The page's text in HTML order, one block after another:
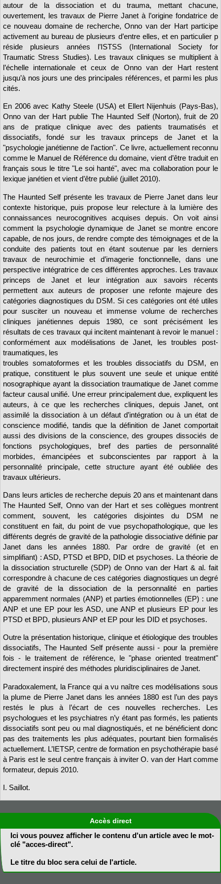
autour de la dissociation et du trauma, mettant chacune,
ouvertement, les travaux de Pierre Janet à l’origine fondatrice de
ce nouveau domaine de recherche, Onno van der Hart participe
activement au bureau de plusieurs d’entre elles, et en particulier p
réside plusieurs années l’ISTSS (International Society for
Traumatic Stress Studies). Les travaux cliniques se multiplient à
l’échelle internationale et ceux de Onno van der Hart restent
jusqu’à nos jours une des principales références, et parmi les plus
cités.
En 2006 avec Kathy Steele (USA) et Ellert Nijenhuis (Pays-Bas),
Onno van der Hart publie The Haunted Self (Norton), fruit de 20
ans de pratique clinique avec des patients traumatisés et
dissociatifs, fondé sur les travaux princeps de Janet et la
"psychologie janétienne de l’action". Ce livre, actuellement reconnu
comme le Manuel de Référence du domaine, vient d’être traduit en
français sous le titre "Le soi hanté", avec ma collaboration pour le
lexique janétien et vient d’être publié (juillet 2010).
The Haunted Self présente les travaux de Pierre Janet dans leur
contexte historique, puis propose leur relecture à la lumière des
connaissances neurocognitives acquises depuis. On voit ainsi
comment la psychologie dynamique de Janet se montre encore
capable, de nos jours, de rendre compte des témoignages et de la
conduite des patients tout en étant soutenue par les derniers
travaux de neurochimie et d’imagerie fonctionnelle, dans une
perspective intégratrice de ces différentes approches. Les travaux
princeps de Janet et leur intégration aux savoirs récents
permettent aux auteurs de proposer une refonte majeure des
catégories diagnostiques du DSM. Si ces catégories ont été utiles
pour susciter un nouveau et immense volume de recherches
cliniques janétiennes depuis 1980, ce sont précisément les
résultats de ces travaux qui incitent maintenant à revoir le manuel :
conformément aux modélisations de Janet, les troubles post-
traumatiques, les
troubles somatoformes et les troubles dissociatifs du DSM, en
pratique, constituent le plus souvent une seule et unique entité
nosographique ayant la dissociation traumatique de Janet comme
facteur causal unifié. Une erreur principalement due, expliquent les
auteurs, à ce que les recherches cliniques, depuis Janet, ont
assimilé la dissociation à un défaut d’intégration ou à un état de
conscience modifié, tandis que la définition de Janet comportait
aussi des divisions de la conscience, des groupes dissociés de
fonctions psychologiques, bref des parties de personnalité
morbides, émancipées et subconscientes par rapport à la
personnalité principale, cette structure ayant été oubliée des
travaux ultérieurs.
Dans leurs articles de recherche depuis 20 ans et maintenant dans
The Haunted Self, Onno van der Hart et ses collègues montrent
comment, souvent, les catégories disjointes du DSM ne
constituent en fait, du point de vue psychopathologique, que les
différents degrés de gravité de la pathologie dissociative définie par
Janet dans les années 1880. Par ordre de gravité (et en
simplifiant) : ASD, PTSD et BPD, DID et psychoses. La théorie de
la dissociation structurelle (SDP) de Onno van der Hart & al. fait
correspondre à chacune de ces catégories diagnostiques un degré
de gravité de la dissociation de la personnalité en parties
apparemment normales (ANP) et parties émotionnelles (EP) : une
ANP et une EP pour les ASD, une ANP et plusieurs EP pour les
PTSD et BPD, plusieurs ANP et EP pour les DID et psychoses.
Outre la présentation historique, clinique et étiologique des troubles
dissociatifs, The Haunted Self présente aussi - pour la première
fois - le traitement de référence, le "phase oriented treatment"
directement inspiré des méthodes pluridisciplinaires de Janet.
Paradoxalement, la France qui a vu naître ces modélisations sous
la plume de Pierre Janet dans les années 1880 est l’un des pays
restés le plus à l’écart de ces nouvelles recherches. Les
psychologues et les psychiatres n’y étant pas formés, les patients
dissociatifs sont peu ou mal diagnostiqués, et ne bénéficient donc
pas des traitements les plus adéquates, pourtant bien formalisés
actuellement. L’IETSP, centre de formation en psychothérapie basé
à Paris est le seul centre français à inviter O. van der Hart comme
formateur, depuis 2010.
I. Saillot.
Accès direct
Ici vous pouvez afficher le contenu d'un article avec le mot-
clé "acces-direct".
Le titre du bloc sera celui de l'article.